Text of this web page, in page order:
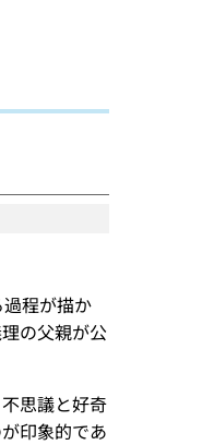
程が描か
の父親が公
思議と好奇
印象的であ